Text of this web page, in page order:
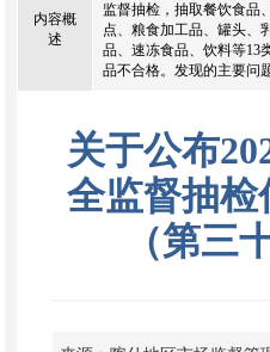
内容概
述
监督抽检，抽取餐饮食品
点、粮食加工品、罐头、
品、速冻食品、饮料等13
品不合格。发现的主要问
关于公布
全监督抽检
（第三